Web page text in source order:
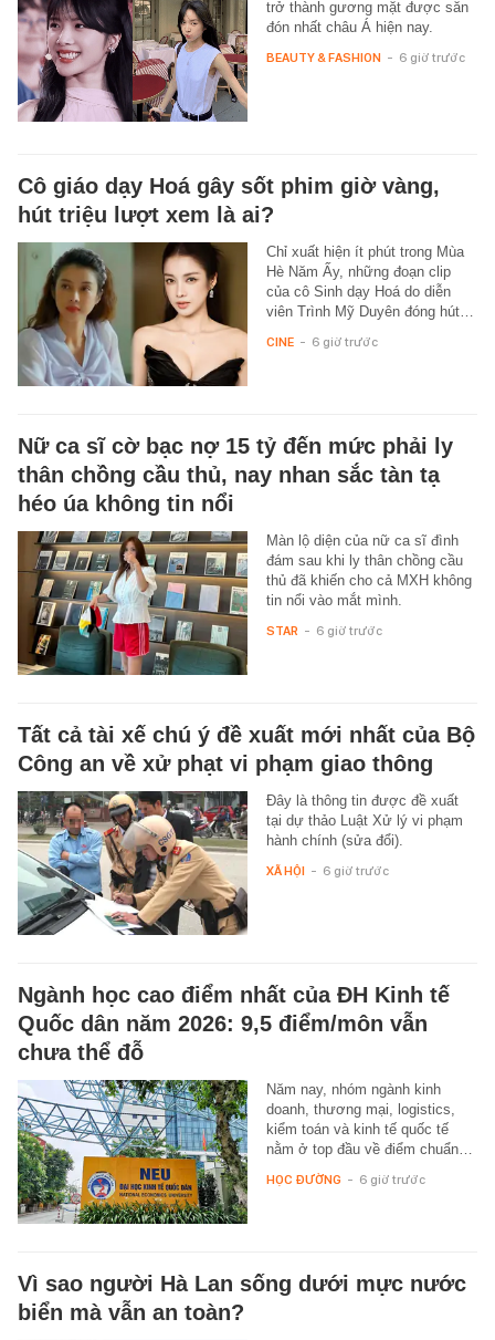
trở thành gương mặt được săn
đón nhất châu Á hiện nay.
BEAUTY & FASHION - 6 giờ trước
Cô giáo dạy Hoá gây sốt phim giờ vàng,
hút triệu lượt xem là ai?
Chỉ xuất hiện ít phút trong Mùa
Hè Năm Ấy, những đoạn clip
của cô Sinh dạy Hoá do diễn
viên Trình Mỹ Duyên đóng hút…
CINE - 6 giờ trước
Nữ ca sĩ cờ bạc nợ 15 tỷ đến mức phải ly
thân chồng cầu thủ, nay nhan sắc tàn tạ
héo úa không tin nổi
Màn lộ diện của nữ ca sĩ đình
đám sau khi ly thân chồng cầu
thủ đã khiến cho cả MXH không
tin nổi vào mắt mình.
STAR - 6 giờ trước
Tất cả tài xế chú ý đề xuất mới nhất của Bộ
Công an về xử phạt vi phạm giao thông
Đây là thông tin được đề xuất
tại dự thảo Luật Xử lý vi phạm
hành chính (sửa đổi).
XÃ HỘI - 6 giờ trước
Ngành học cao điểm nhất của ĐH Kinh tế
Quốc dân năm 2026: 9,5 điểm/môn vẫn
chưa thể đỗ
Năm nay, nhóm ngành kinh
doanh, thương mại, logistics,
kiểm toán và kinh tế quốc tế
nằm ở top đầu về điểm chuẩn…
HỌC ĐƯỜNG - 6 giờ trước
Vì sao người Hà Lan sống dưới mực nước
biển mà vẫn an toàn?